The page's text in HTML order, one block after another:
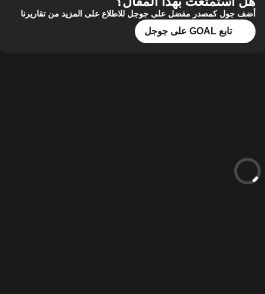
أضف جول كمصدر مفضل على جوجل للاطلاع على المزيد من تقاريرنا
تابع GOAL على جوجل